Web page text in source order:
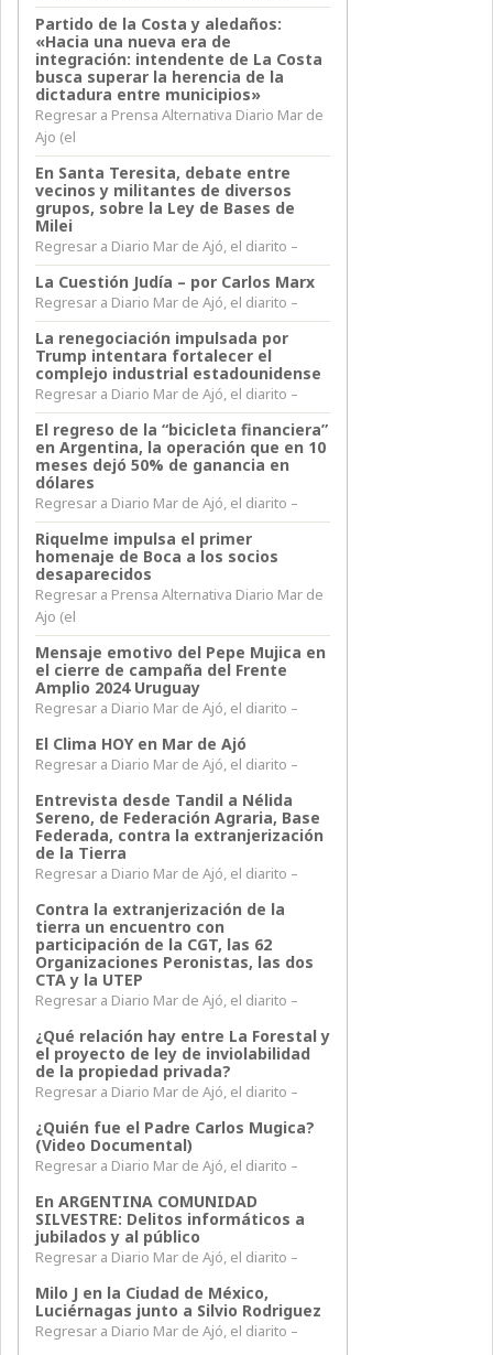
Partido de la Costa y aledaños:
«Hacia una nueva era de
integración: intendente de La Costa
busca superar la herencia de la
dictadura entre municipios»
Regresar a Prensa Alternativa Diario Mar de
Ajo (el
En Santa Teresita, debate entre
vecinos y militantes de diversos
grupos, sobre la Ley de Bases de
Milei
Regresar a Diario Mar de Ajó, el diarito –
La Cuestión Judía – por Carlos Marx
Regresar a Diario Mar de Ajó, el diarito –
La renegociación impulsada por
Trump intentara fortalecer el
complejo industrial estadounidense
Regresar a Diario Mar de Ajó, el diarito –
El regreso de la “bicicleta financiera”
en Argentina, la operación que en 10
meses dejó 50% de ganancia en
dólares
Regresar a Diario Mar de Ajó, el diarito –
Riquelme impulsa el primer
homenaje de Boca a los socios
desaparecidos
Regresar a Prensa Alternativa Diario Mar de
Ajo (el
Mensaje emotivo del Pepe Mujica en
el cierre de campaña del Frente
Amplio 2024 Uruguay
Regresar a Diario Mar de Ajó, el diarito –
El Clima HOY en Mar de Ajó
Regresar a Diario Mar de Ajó, el diarito –
Entrevista desde Tandil a Nélida
Sereno, de Federación Agraria, Base
Federada, contra la extranjerización
de la Tierra
Regresar a Diario Mar de Ajó, el diarito –
Contra la extranjerización de la
tierra un encuentro con
participación de la CGT, las 62
Organizaciones Peronistas, las dos
CTA y la UTEP
Regresar a Diario Mar de Ajó, el diarito –
¿Qué relación hay entre La Forestal y
el proyecto de ley de inviolabilidad
de la propiedad privada?
Regresar a Diario Mar de Ajó, el diarito –
¿Quién fue el Padre Carlos Mugica?
(Video Documental)
Regresar a Diario Mar de Ajó, el diarito –
En ARGENTINA COMUNIDAD
SILVESTRE: Delitos informáticos a
jubilados y al público
Regresar a Diario Mar de Ajó, el diarito –
Milo J en la Ciudad de México,
Luciérnagas junto a Silvio Rodriguez
Regresar a Diario Mar de Ajó, el diarito –